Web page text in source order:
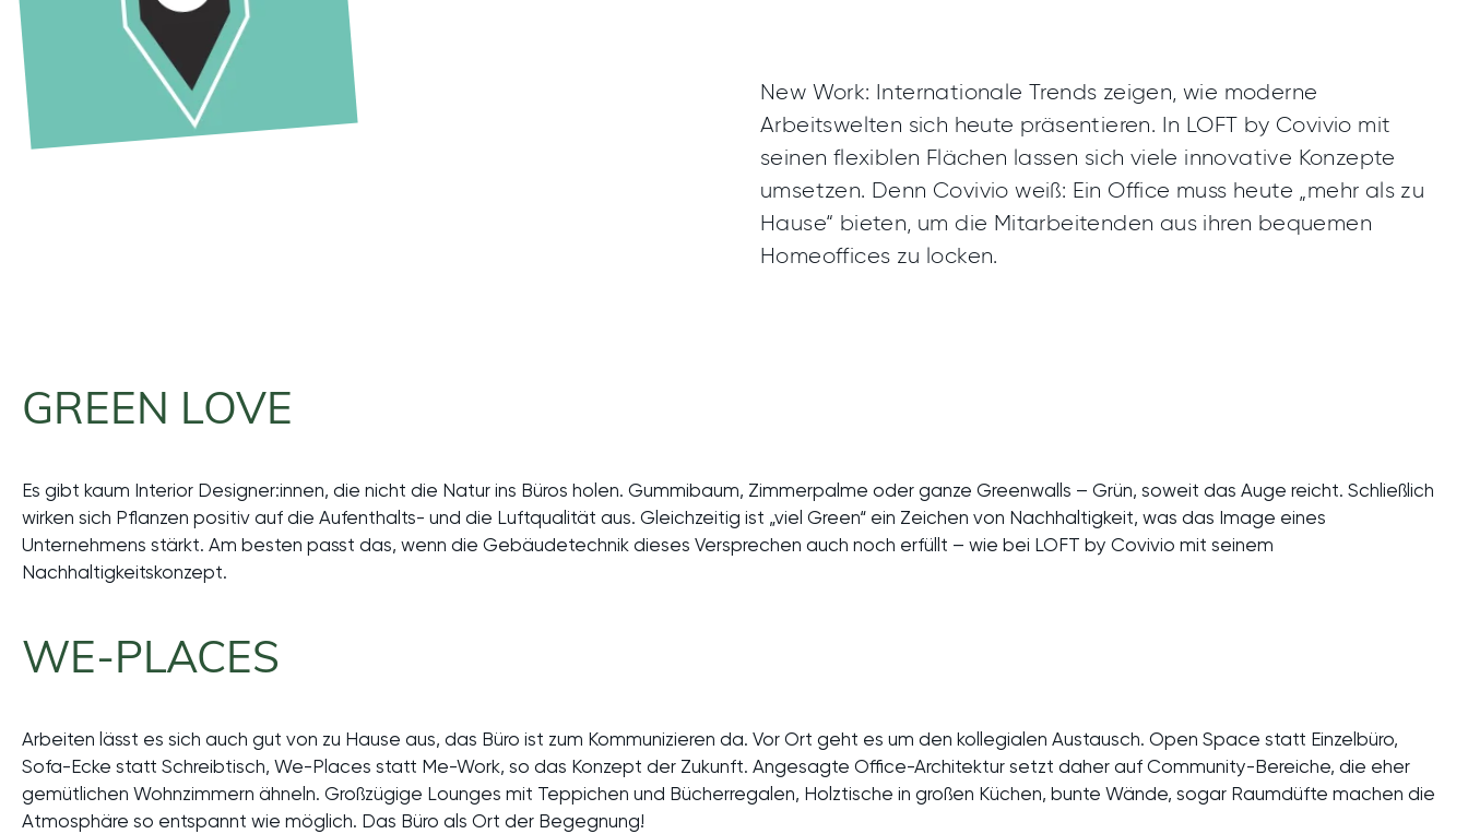
New Work: Internationale Trends zeigen, wie moderne
Arbeitswelten sich heute präsentieren. In LOFT by Covivio mit
seinen flexiblen Flächen lassen sich viele innovative Konzepte
umsetzen. Denn Covivio weiß: Ein Office muss heute „mehr als zu
Hause“ bieten, um die Mitarbeitenden aus ihren bequemen
Homeoffices zu locken.
GREEN LOVE
Es gibt kaum Interior Designer:innen, die nicht die Natur ins Büros holen. Gummibaum, Zimmerpalme oder ganze Greenwalls – Grün, soweit das Auge reicht. Schließlich
wirken sich Pflanzen positiv auf die Aufenthalts- und die Luftqualität aus. Gleichzeitig ist „viel Green“ ein Zeichen von Nachhaltigkeit, was das Image eines
Unternehmens stärkt. Am besten passt das, wenn die Gebäudetechnik dieses Versprechen auch noch erfüllt – wie bei LOFT by Covivio mit seinem
Nachhaltigkeitskonzept.
WE-PLACES
Arbeiten lässt es sich auch gut von zu Hause aus, das Büro ist zum Kommunizieren da. Vor Ort geht es um den kollegialen Austausch. Open Space statt Einzelbüro,
Sofa-Ecke statt Schreibtisch, We-Places statt Me-Work, so das Konzept der Zukunft. Angesagte Office-Architektur setzt daher auf Community-Bereiche, die eher
gemütlichen Wohnzimmern ähneln. Großzügige Lounges mit Teppichen und Bücherregalen, Holztische in großen Küchen, bunte Wände, sogar Raumdüfte machen die
Atmosphäre so entspannt wie möglich. Das Büro als Ort der Begegnung!